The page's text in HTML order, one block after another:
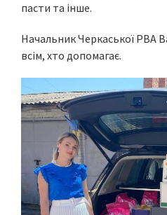
пасти та інше.
Начальник Черкаської РВА
всім, хто допомагає.